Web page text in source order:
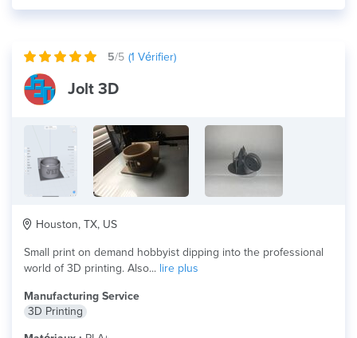
5/5 (1 Vérifier)
Jolt 3D
Houston, TX, US
Small print on demand hobbyist dipping into the professional
world of 3D printing. Also... lire plus
Manufacturing Service
3D Printing